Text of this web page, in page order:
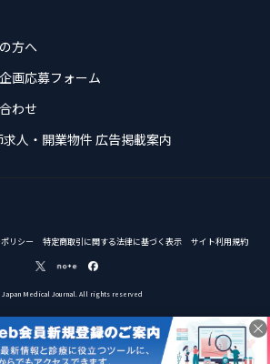
方へ
画応募フォーム
わせ
求人・開業物件 広告掲載案内
リシー 特定商取引に関する法律に基づく表示 サイト利用規約
Japan Medical Journal. All rights reserved